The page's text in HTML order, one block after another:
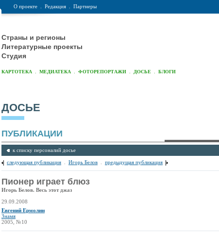
О проекте Редакция Партнеры
Страны и регионы
Литературные проекты
Студия
КАРТОТЕКА МЕДИАТЕКА ФОТОРЕПОРТАЖИ ДОСЬЕ БЛОГИ
ДОСЬЕ
ПУБЛИКАЦИИ
к списку персоналий досье
следующая публикация Игорь Белов предыдущая публикация
Пионер играет блюз
Игорь Белов. Весь этот джаз
29.09.2008
Евгений Ермолин
Знамя
2005, №10